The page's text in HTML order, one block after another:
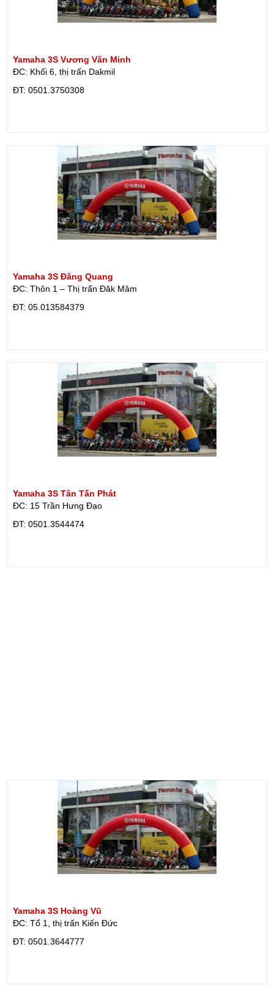
Yamaha 3S Vương Văn Minh
ĐC: Khối 6, thị trấn Dakmil
ÐT: 0501.3750308
Yamaha 3S Đăng Quang
ĐC: Thôn 1 – Thị trấn Đăk Mâm
ÐT: 05.013584379
Yamaha 3S Tân Tấn Phát
ĐC: 15 Trần Hưng Đạo
ÐT: 0501.3544474
Yamaha 3S Hoàng Vũ
ĐC: Tổ 1, thị trấn Kiến Đức
ÐT: 0501.3644777